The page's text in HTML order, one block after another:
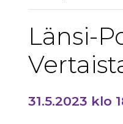
Länsi-
31.5.2023 klo